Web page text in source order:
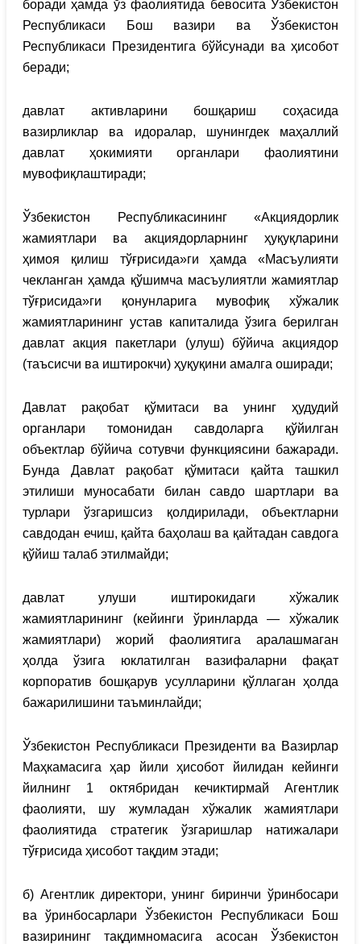
боради ҳамда ўз фаолиятида бевосита Ўзбекистон
Республикаси Бош вазири ва Ўзбекистон
Республикаси Президентига бўйсунади ва ҳисобот
беради;
давлат активларини бошқариш соҳасида
вазирликлар ва идоралар, шунингдек маҳаллий
давлат ҳокимияти органлари фаолиятини
мувофиқлаштиради;
Ўзбекистон Республикасининг «Акциядорлик
жамиятлари ва акциядорларнинг ҳуқуқларини
ҳимоя қилиш тўғрисида»ги ҳамда «Масъулияти
чекланган ҳамда қўшимча масъулиятли жамиятлар
тўғрисида»ги қонунларига мувофиқ хўжалик
жамиятларининг устав капиталида ўзига берилган
давлат акция пакетлари (улуш) бўйича акциядор
(таъсисчи ва иштирокчи) ҳуқуқини амалга оширади;
Давлат рақобат қўмитаси ва унинг ҳудудий
органлари томонидан савдоларга қўйилган
объектлар бўйича сотувчи функциясини бажаради.
Бунда Давлат рақобат қўмитаси қайта ташкил
этилиши муносабати билан савдо шартлари ва
турлари ўзгаришсиз қолдирилади, объектларни
савдодан ечиш, қайта баҳолаш ва қайтадан савдога
қўйиш талаб этилмайди;
давлат улуши иштирокидаги хўжалик
жамиятларининг (кейинги ўринларда — хўжалик
жамиятлари) жорий фаолиятига аралашмаган
ҳолда ўзига юклатилган вазифаларни фақат
корпоратив бошқарув усулларини қўллаган ҳолда
бажарилишини таъминлайди;
Ўзбекистон Республикаси Президенти ва Вазирлар
Маҳкамасига ҳар йили ҳисобот йилидан кейинги
йилнинг 1 октябридан кечиктирмай Агентлик
фаолияти, шу жумладан хўжалик жамиятлари
фаолиятида стратегик ўзгаришлар натижалари
тўғрисида ҳисобот тақдим этади;
б) Агентлик директори, унинг биринчи ўринбосари
ва ўринбосарлари Ўзбекистон Республикаси Бош
вазирининг тақдимномасига асосан Ўзбекистон